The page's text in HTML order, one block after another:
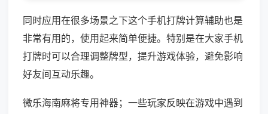
同时应用在很多场景之下这个手机打牌计算辅助也是
非常有用的，使用起来简单便捷。特别是在大家手机
打牌时可以合理调整牌型，提升游戏体验，避免影响
好友间互动乐趣。
微乐海南麻将专用神器；一些玩家反映在游戏中遇到